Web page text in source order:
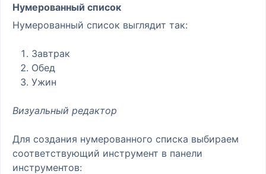
Нумерованный список
Нумерованный список выглядит так:
Завтрак
Обед
Ужин
Визуальный редактор
Для создания нумерованного списка выбираем
соответствующий инструмент в панели
инструментов: